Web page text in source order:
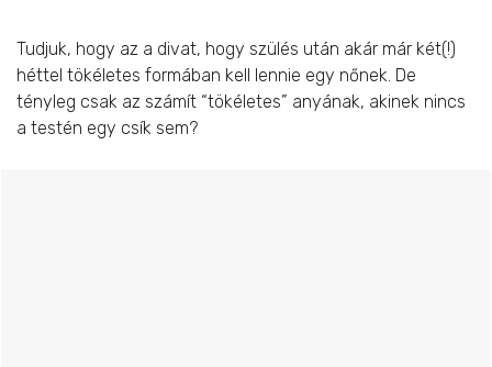
Tudjuk, hogy az a divat, hogy szülés után akár már két(!)
héttel tökéletes formában kell lennie egy nőnek. De
tényleg csak az számít “tökéletes” anyának, akinek nincs
a testén egy csík sem?